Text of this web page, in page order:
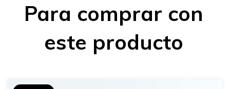
Para comprar con
este producto